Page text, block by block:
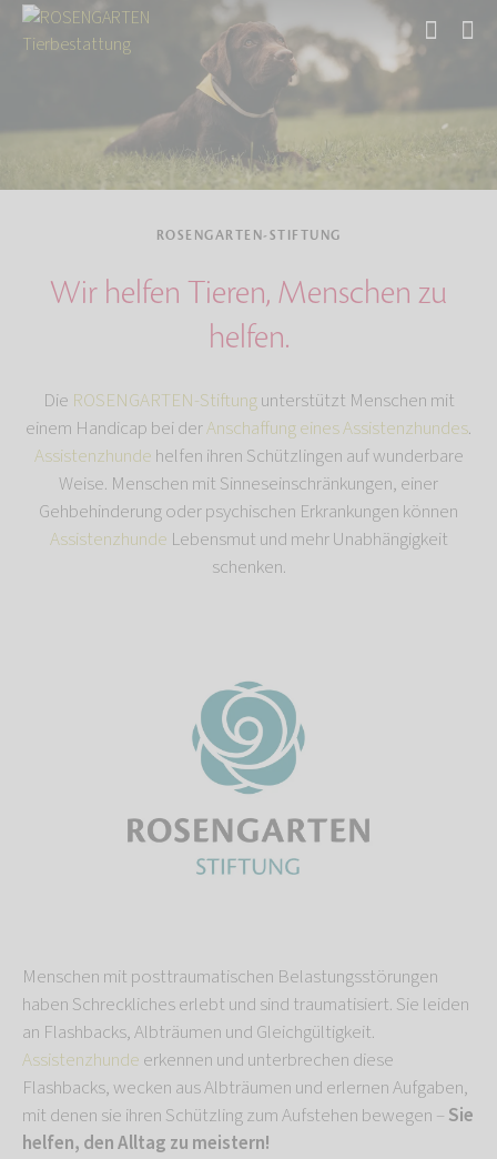
ROSENGARTEN-STIFTUNG
Wir helfen Tieren, Menschen zu
helfen.
Die ROSENGARTEN-Stiftungunterstützt Menschen mit
einem Handicap bei derAnschaffung eines Assistenzhundes.
Assistenzhunde helfen ihren Schützlingen auf wunderbare
Weise. Menschen mit Sinneseinschränkungen, einer
Gehbehinderung oder psychischen Erkrankungen können
Assistenzhunde Lebensmut und mehr Unabhängigkeit
schenken.
Menschen mit posttraumatischen Belastungsstörungen
haben Schreckliches erlebt und sind traumatisiert. Sie leiden
an Flashbacks, Albträumen und Gleichgültigkeit.
Assistenzhunde erkennen und unterbrechen diese
Flashbacks, wecken aus Albträumen und erlernen Aufgaben,
mit denen sie ihren Schützling zum Aufstehen bewegen – Sie
helfen, den Alltag zu meistern!